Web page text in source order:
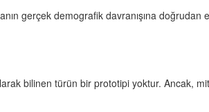
gerçek demografik davranışına doğrudan
bilinen türün bir prototipi yoktur. Ancak,